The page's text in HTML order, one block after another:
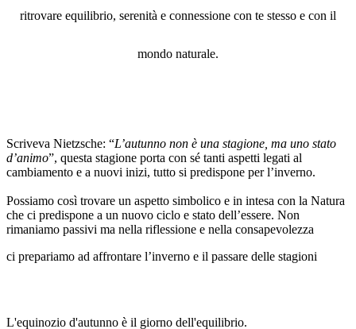
ritrovare equilibrio, serenità e connessione con te stesso e con il
mondo naturale.
Scriveva Nietzsche: “L’autunno non è una stagione, ma uno stato
d’animo”, questa stagione porta con sé tanti aspetti legati al
cambiamento e a nuovi inizi, tutto si predispone per l’inverno.
Possiamo così trovare un aspetto simbolico e in intesa con la Natura
che ci predispone a un nuovo ciclo e stato dell’essere. Non
rimaniamo passivi ma nella riflessione e nella consapevolezza
ci prepariamo ad affrontare l’inverno e il passare delle stagioni
L'equinozio d'autunno è il giorno dell'equilibrio.